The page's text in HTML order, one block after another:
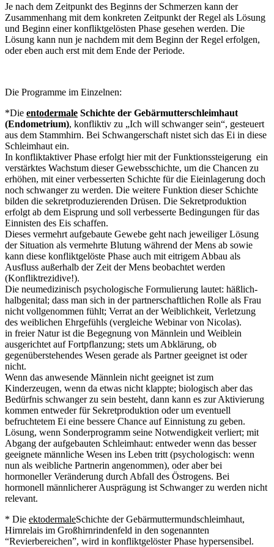
Je nach dem Zeitpunkt des Beginns der Schmerzen kann der
Zusammenhang mit dem konkreten Zeitpunkt der Regel als Lösung
und Beginn einer konfliktgelösten Phase gesehen werden. Die
Lösung kann nun je nachdem mit dem Beginn der Regel erfolgen,
oder eben auch erst mit dem Ende der Periode.
Die Programme im Einzelnen:
*Die entodermale Schichte der Gebärmutterschleimhaut
(Endometrium), konfliktiv zu „Ich will schwanger sein“, gesteuert
aus dem Stammhirn. Bei Schwangerschaft nistet sich das Ei in diese
Schleimhaut ein.
In konfliktaktiver Phase erfolgt hier mit der Funktionssteigerung ­ ein
verstärktes Wachstum dieser Gewebsschichte, um die Chancen zu
erhöhen, mit einer verbesserten Schichte für die Eieinlagerung doch
noch schwanger zu werden. Die weitere Funktion dieser Schichte
bilden die sekretproduzierenden Drüsen. Die Sekretproduktion
erfolgt ab dem Eisprung und soll verbesserte Bedingungen für das
Einnisten des Eis schaffen.
Dieses vermehrt aufgebaute Gewebe geht nach jeweiliger Lösung
der Situation als vermehrte Blutung während der Mens ab sowie
kann diese konfliktgelöste Phase auch mit eitrigem Abbau als
Ausfluss außerhalb der Zeit der Mens beobachtet werden
(Konfliktrezidive!).
Die neumedizinisch psychologische Formulierung lautet: häßlich-
halbgenital; dass man sich in der partnerschaftlichen Rolle als Frau
nicht vollgenommen fühlt; Verrat an der Weiblichkeit, Verletzung
des weiblichen Ehrgefühls (vergleiche Webinar von Nicolas).
in freier Natur ist die Begegnung von Männlein und Weiblein
ausgerichtet auf Fortpflanzung; stets um Abklärung, ob
gegenüberstehendes Wesen gerade als Partner geeignet ist oder
nicht.
Wenn das anwesende Männlein nicht geeignet ist zum
Kinderzeugen, wenn da etwas nicht klappte; biologisch aber das
Bedürfnis schwanger zu sein besteht, dann kann es zur Aktivierung
kommen entweder für Sekretproduktion oder um eventuell
befruchtetem Ei eine bessere Chance auf Einnistung zu geben.
Lösung, wenn Sonderprogramm seine Notwendigkeit verliert; mit
Abgang der aufgebauten Schleimhaut: entweder wenn das besser
geeignete männliche Wesen ins Leben tritt (psychologisch: wenn
nun als weibliche Partnerin angenommen), oder aber bei
hormoneller Veränderung durch Abfall des Östrogens. Bei
hormonell männlicherer Ausprägung ist Schwanger zu werden nicht
relevant.
* Die ektodermaleSchichte der Gebärmuttermundschleimhaut,
Hirnrelais im Großhirnrindenfeld in den sogenannten
“Revierbereichen”, wird in konfliktgelöster Phase hypersensibel.